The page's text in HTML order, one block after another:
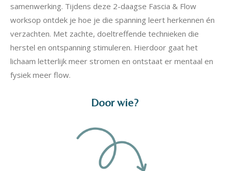
samenwerking. Tijdens deze 2-daagse Fascia & Flow
worksop ontdek je hoe je die spanning leert herkennen én
verzachten. Met zachte, doeltreffende technieken die
herstel en ontspanning stimuleren. Hierdoor gaat het
lichaam letterlijk meer stromen en ontstaat er mentaal en
fysiek meer flow.
Door wie?